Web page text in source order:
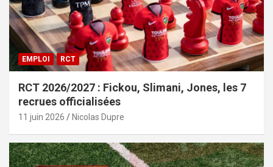
EMPLOI RCT
RCT 2026/2027 : Fickou, Slimani, Jones, les 7
recrues officialisées
11 juin 2026 Nicolas Dupre